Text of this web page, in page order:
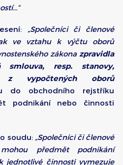
„Společníci či členové
ve vztahu k výčtu oborů
zákona zpravidla
smlouva, resp. stanovy,
z vypočtených oborů
do obchodního rejstříku
podnikání nebo činnosti
soudu: „Společníci či členové
předmět podnikání
jednotlivé činnosti vymezuje